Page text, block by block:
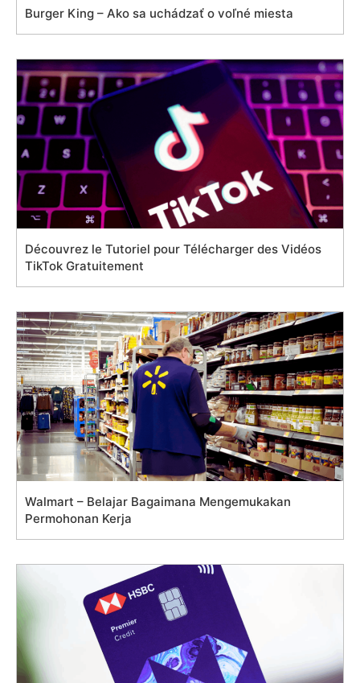
Burger King – Ako sa uchádzať o voľné miesta
Découvrez le Tutoriel pour Télécharger des Vidéos
TikTok Gratuitement
Walmart – Belajar Bagaimana Mengemukakan
Permohonan Kerja